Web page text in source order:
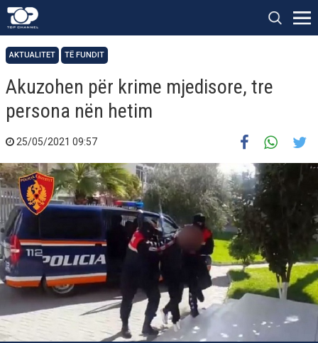
AKTUALITET TË FUNDIT
Akuzohen për krime mjedisore, tre
persona nën hetim
25/05/2021 09:57